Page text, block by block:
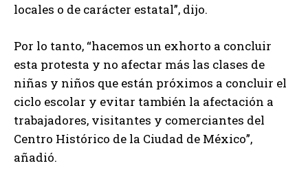
locales o de carácter estatal”, dijo.
Por lo tanto, “hacemos un exhorto a concluir
esta protesta y no afectar más las clases de
niñas y niños que están próximos a concluir el
ciclo escolar y evitar también la afectación a
trabajadores, visitantes y comerciantes del
Centro Histórico de la Ciudad de México”,
añadió.